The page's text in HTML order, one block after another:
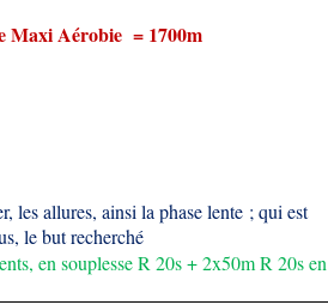
Maxi Aérobie = 1700m
les allures, ainsi la phase lente ; qui est
le but recherché
en souplesse R 20s + 2x50m R 20s en